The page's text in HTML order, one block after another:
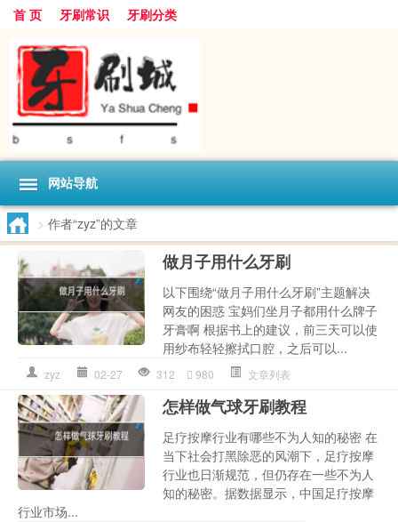
首 页 牙刷常识 牙刷分类
网站导航
> 作者“zyz”的文章
做月子用什么牙刷
以下围绕“做月子用什么牙刷”主题解决
网友的困惑 宝妈们坐月子都用什么牌子
牙膏啊 根据书上的建议，前三天可以使
用纱布轻轻擦拭口腔，之后可以...
zyz 02-27 312 980 文章列表
怎样做气球牙刷教程
足疗按摩行业有哪些不为人知的秘密 在
当下社会打黑除恶的风潮下，足疗按摩
行业也日渐规范，但仍存在一些不为人
知的秘密。据数据显示，中国足疗按摩
行业市场...